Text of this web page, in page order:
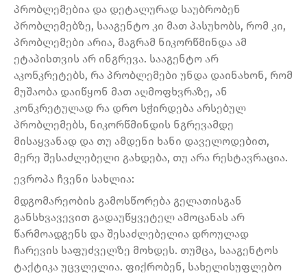
პრობლემებია და დეტალურად საუბრობენ
პრობლემებზე, სააგენტო კი მათ პასუხობს, რომ კი,
პრობლემები არია, მაგრამ ნიკორწმინდა ამ
ეტაპისთვის არ ინგრევა. სააგენტო არ
აკონკრეტებს, რა პრობლემები უნდა დაინახონ, რომ
მუშაობა დაიწყონ მათ აღმოფხვრაზე, ან
კონკრეტულად რა დრო სჭირდება არსებულ
პრობლემებს, ნიკორწმინდის ნგრევამდე
მისაყვანად და თუ ამდენი ხანი დაველოდებით,
მერე შესაძლებელი გახდება, თუ არა რესტავრაცია.
ევროპა ჩვენი სახლია:
მდგომარეობის გამოსწორება გელათისგან
განსხვავევით გადაუწყვეტელ ამოცანას არ
წარმოადგენს და შესაძლებელია დროულად
ჩარევის საფუძველზე მოხდეს. თუმცა, სააგენტოს
ტაქტიკა უცვლელია. ფიქრობენ, სახელისუფლებო